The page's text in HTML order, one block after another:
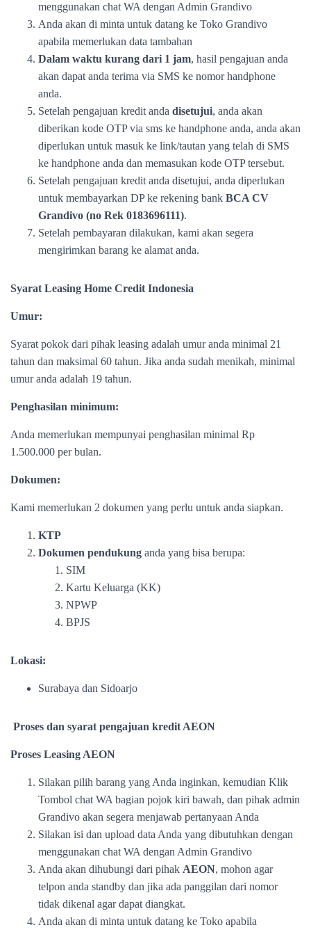
menggunakan chat WA dengan Admin Grandivo
Anda akan di minta untuk datang ke Toko Grandivo
apabila memerlukan data tambahan
Dalam waktu kurang dari 1 jam, hasil pengajuan anda
akan dapat anda terima via SMS ke nomor handphone
anda.
Setelah pengajuan kredit anda disetujui, anda akan
diberikan kode OTP via sms ke handphone anda, anda akan
diperlukan untuk masuk ke link/tautan yang telah di SMS
ke handphone anda dan memasukan kode OTP tersebut.
Setelah pengajuan kredit anda disetujui, anda diperlukan
untuk membayarkan DP ke rekening bank BCA CV
Grandivo (no Rek 0183696111).
Setelah pembayaran dilakukan, kami akan segera
mengirimkan barang ke alamat anda.
Syarat Leasing Home Credit Indonesia
Umur:
Syarat pokok dari pihak leasing adalah umur anda minimal 21
tahun dan maksimal 60 tahun. Jika anda sudah menikah, minimal
umur anda adalah 19 tahun.
Penghasilan minimum:
Anda memerlukan mempunyai penghasilan minimal Rp
1.500.000 per bulan.
Dokumen:
Kami memerlukan 2 dokumen yang perlu untuk anda siapkan.
KTP
Dokumen pendukung anda yang bisa berupa:
SIM
Kartu Keluarga (KK)
NPWP
BPJS
Lokasi:
Surabaya dan Sidoarjo
Proses dan syarat pengajuan kredit AEON
Proses Leasing AEON
Silakan pilih barang yang Anda inginkan, kemudian Klik
Tombol chat WA bagian pojok kiri bawah, dan pihak admin
Grandivo akan segera menjawab pertanyaan Anda
Silakan isi dan upload data Anda yang dibutuhkan dengan
menggunakan chat WA dengan Admin Grandivo
Anda akan dihubungi dari pihak AEON, mohon agar
telpon anda standby dan jika ada panggilan dari nomor
tidak dikenal agar dapat diangkat.
Anda akan di minta untuk datang ke Toko apabila